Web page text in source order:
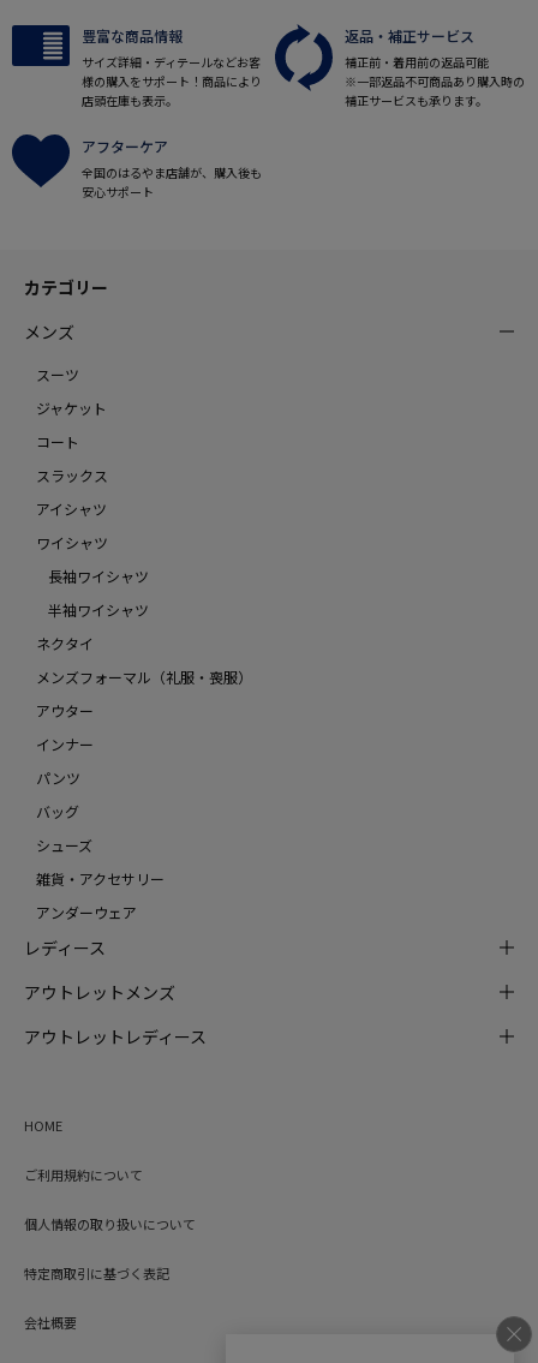
豊富な商品情報
サイズ詳細・ディテールなどお客
様の購入をサポート！商品により
店頭在庫も表示。
返品・補正サービス
補正前・着用前の返品可能
※一部返品不可商品あり購入時の
補正サービスも承ります。
アフターケア
全国のはるやま店舗が、購入後も
安心サポート
カテゴリー
メンズ
スーツ
ジャケット
コート
スラックス
アイシャツ
ワイシャツ
長袖ワイシャツ
半袖ワイシャツ
ネクタイ
メンズフォーマル（礼服・喪服）
アウター
インナー
パンツ
バッグ
シューズ
雑貨・アクセサリー
アンダーウェア
レディース
アウトレットメンズ
アウトレットレディース
HOME
ご利用規約について
個人情報の取り扱いについて
特定商取引に基づく表記
会社概要